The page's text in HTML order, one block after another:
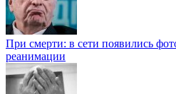
При смерти: в сети появились
реанимации